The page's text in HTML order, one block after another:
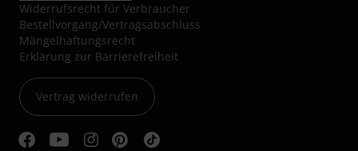
Widerrufsrecht für Verbraucher
Bestellvorgang/Vertragsabschluss
Mängelhaftungsrecht
Erklärung zur Barrierefreiheit
Vertrag widerrufen